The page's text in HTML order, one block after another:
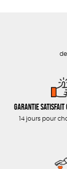
Garantie satisfait
14 jours pour